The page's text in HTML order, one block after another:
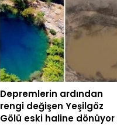
Depremlerin ardından
rengi değişen Yeşilgöz
Gölü eski haline dönüyor